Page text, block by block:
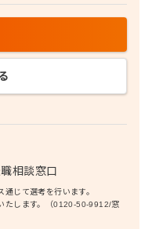
相談窓口
じて選考を行います。
たします。（0120-50-9912/窓